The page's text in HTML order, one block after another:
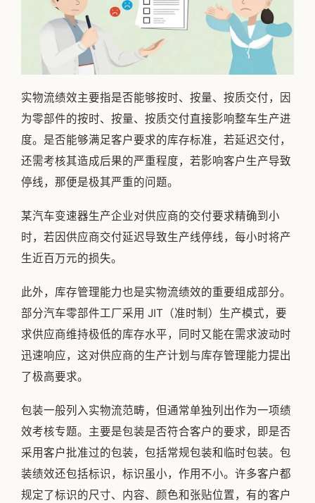
实物流绩效主要指是否能够按时、按量、按质交付，因
为零部件的按时、按量、按质交付直接影响整车生产进
度。是否能够满足客户要求的库存标准，若延迟交付，
还需考核其造成后果的严重程度，若影响客户生产导致
停线，那便是极其严重的问题。
某汽车变速器生产企业对供应商的交付要求精确到小
时，若因供应商交付延迟导致生产线停线，每小时将产
生近百万元的损失。
此外，库存管理能力也是实物流绩效的重要组成部分。
部分汽车零部件工厂采用 JIT（准时制）生产模式，要
求供应商维持极低的库存水平，同时又能在需求波动时
迅速响应，这对供应商的生产计划与库存管理能力提出
了极高要求。
包装一般列入实物流范畴，但通常单独列出作为一项绩
效考核专题。主要是包装是否符合客户的要求，即是否
采用客户批准过的包装，包括常规包装和临时包装。包
装绩效还包括标识，标识虽小，作用不小。许多客户都
规定了标识的尺寸、内容、颜色和张贴位置，有的客户